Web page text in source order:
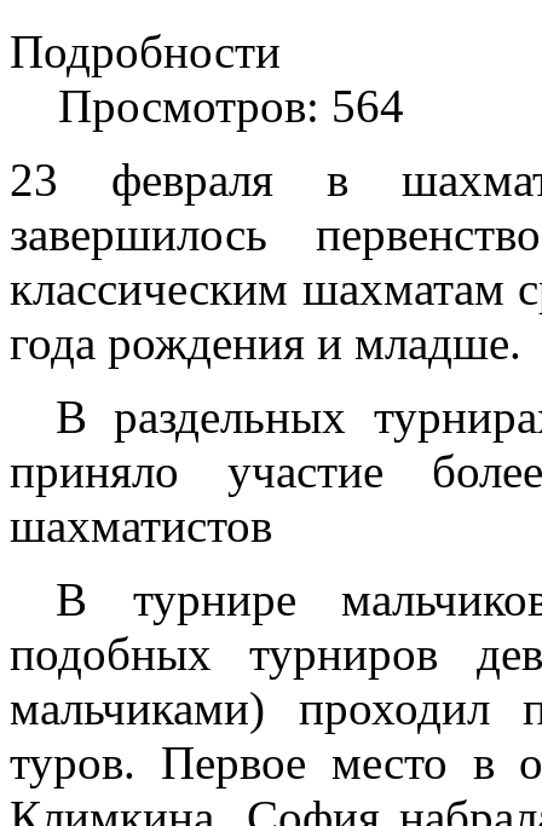
Подробности
Просмотров: 564
23 февраля в
завершилось
классическим шахматам
года рождения и младше.
В раздельных
приняло участие
шахматистов
В турнире
подобных турниров
мальчиками)
туров. Первое место в